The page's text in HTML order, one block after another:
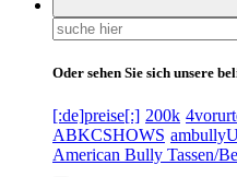
Suchen
nach:
Oder sehen Sie sich unsere
[:de]preise[:] 200k
ABKCSHOWS
American Bully Tassen/